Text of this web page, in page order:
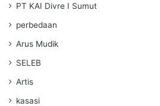
PT KAI Divre I Sumut
perbedaan
Arus Mudik
SELEB
Artis
kasasi